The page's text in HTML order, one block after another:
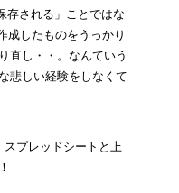
存される」ことではな
成したものをうっかり
直し・・。なんていう
悲しい経験をしなくて
プレッドシートと上